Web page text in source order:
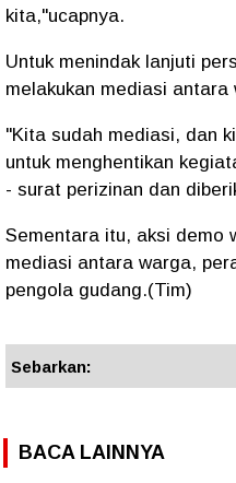
kita,"ucapnya.
Untuk menindak lanjuti
melakukan mediasi
"Kita sudah mediasi, dan
untuk menghentikan
- surat perizinan dan
Sementara itu, aksi demo
mediasi antara warga,
pengola gudang.(Tim)
Sebarkan:
BACA LAINNYA